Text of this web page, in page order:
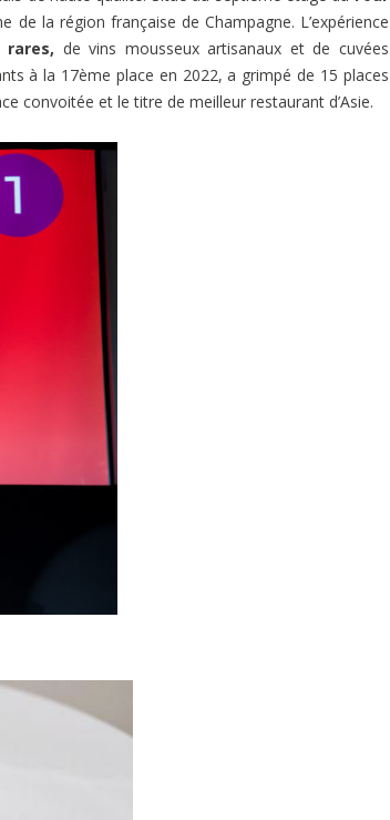
de la région française de Champagne. L’expérience
rares, de vins mousseux artisanaux et de cuvées
à la 17ème place en 2022, a grimpé de 15 places
convoitée et le titre de meilleur restaurant d’Asie.